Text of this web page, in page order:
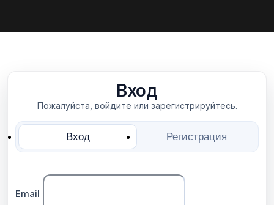
Вход
Пожалуйста, войдите или зарегистрируйтесь.
Вход Регистрация
Email